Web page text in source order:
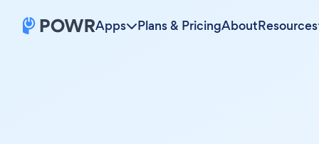
Apps Plans & PricingAboutResources